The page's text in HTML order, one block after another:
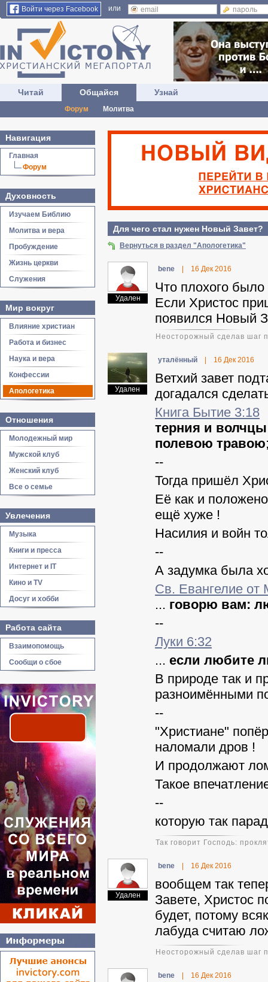
Войти через Facebook или
Читай Общайся
Форум Молитва
Узнай
Навигация
Главная
Форум
Духовность
Изучаем Библию
Молитва и вера
Пробуждение
Жизнь церкви
Служения
Мир вокруг
Влияние христиан
Работа и бизнес
Наука и вера
Конфессии
Апологетика
Отношения
Молодежный мир
Мужской клуб
Женский клуб
Все о семье
Увлечения
Музыка
Книги и пресса
Интернет и IT
Кино и TV
Досуг и хобби
Работа сайта
Взаимопомощь
Сообщи о сбое
Для чего стал нужен Новый Завет?
Вернуться в раздел "Апологетика"
Удален
benе 16 Дек 2016
Что плохого
Если Христос
появился Новый
Неосторожный сделав шаг
Удален
уталённый 16 Дек 2016
Ветхий завет
догадался
Книга Бытие 3:18
терния и волчцы
полевою травою
--
Тогда пришёл
Её как и
ещё хуже !
Насилия и войн
--
А задумка была
Св. Евангелие от
... говорю вам:
--
Луки 6:32
... если любите
В природе так и
разноимёнными
--
"Христиане"
наломали дров !
И продолжают
Такое
--
которую так
Так говорит Господь:
Удален
benе 16 Дек 2016
вообщем так
Завете, Христос
будет, потому
лабуда считаю
Неосторожный сделав шаг
benе 16 Дек 2016